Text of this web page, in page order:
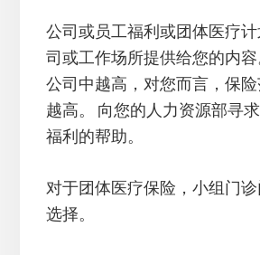
公司或员工福利或团体医疗
司或工作场所提供给您的内
公司中越高，对您而言，保
越高。 向您的人力资源部寻
福利的帮助。
对于团体医疗保险，小组门
选择。